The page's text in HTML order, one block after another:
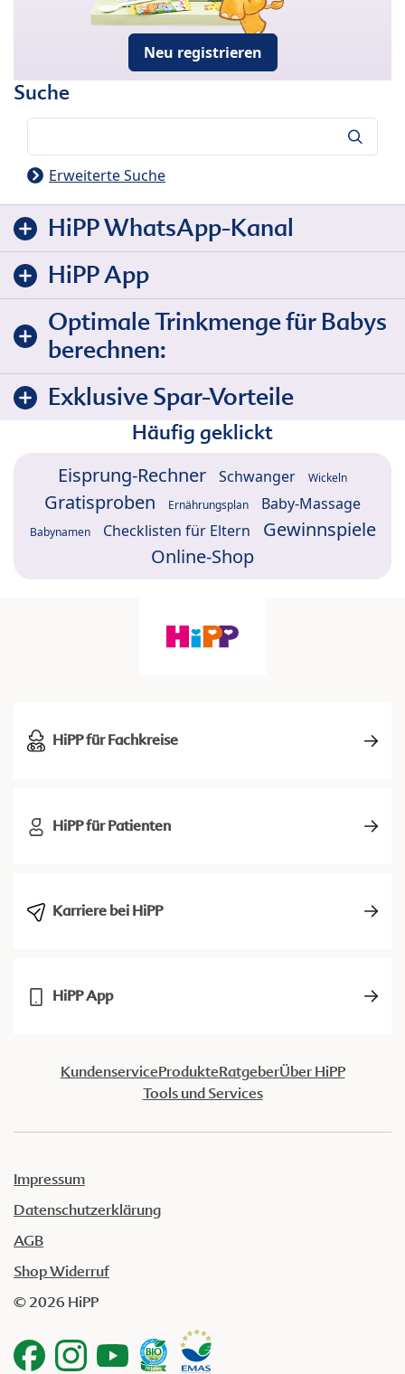
Neu registrieren
Suche
Erweiterte Suche
HiPP WhatsApp-Kanal
HiPP App
Optimale Trinkmenge für Babys
berechnen:
Exklusive Spar-Vorteile
Häufig geklickt
Eisprung-Rechner Schwanger Wickeln
Gratisproben Ernährungsplan Baby-Massage
Babynamen Checklisten für Eltern
Gewinnspiele
Online-Shop
HiPP für Fachkreise
HiPP für Patienten
Karriere bei HiPP
HiPP App
KundenserviceProdukteRatgeberÜber HiPP
Tools und Services
Impressum
Datenschutzerklärung
AGB
Shop Widerruf
© 2026 HiPP